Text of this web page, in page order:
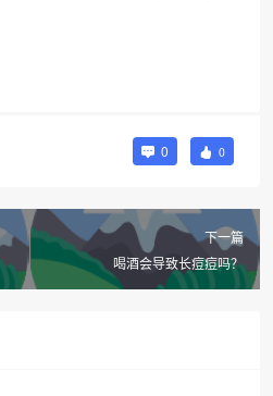
0 0
下一篇
喝酒会导致长痘痘吗？